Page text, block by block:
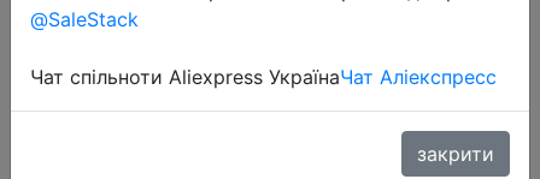
Додаткова інформація відсутня.
Слідкуйте за знижками на мобільному, в телеграм
@SaleStack
Чат спільноти Aliexpress УкраїнаЧат Аліекспресс
закрити